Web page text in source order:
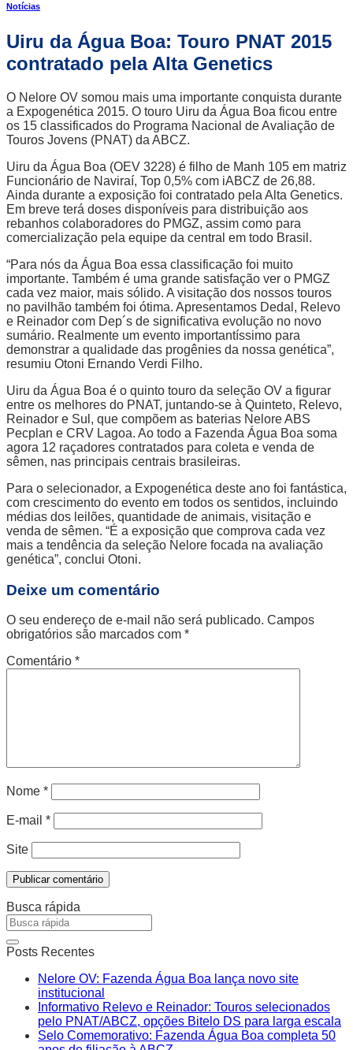
Notícias
Uiru da Água Boa: Touro PNAT 2015
contratado pela Alta Genetics
O Nelore OV somou mais uma importante conquista durante
a Expogenética 2015. O touro Uiru da Água Boa ficou entre
os 15 classificados do Programa Nacional de Avaliação de
Touros Jovens (PNAT) da ABCZ.
Uiru da Água Boa (OEV 3228) é filho de Manh 105 em matriz
Funcionário de Naviraí, Top 0,5% com iABCZ de 26,88.
Ainda durante a exposição foi contratado pela Alta Genetics.
Em breve terá doses disponíveis para distribuição aos
rebanhos colaboradores do PMGZ, assim como para
comercialização pela equipe da central em todo Brasil.
“Para nós da Água Boa essa classificação foi muito
importante. Também é uma grande satisfação ver o PMGZ
cada vez maior, mais sólido. A visitação dos nossos touros
no pavilhão também foi ótima. Apresentamos Dedal, Relevo
e Reinador com Dep´s de significativa evolução no novo
sumário. Realmente um evento importantíssimo para
demonstrar a qualidade das progênies da nossa genética”,
resumiu Otoni Ernando Verdi Filho.
Uiru da Água Boa é o quinto touro da seleção OV a figurar
entre os melhores do PNAT, juntando-se à Quinteto, Relevo,
Reinador e Sul, que compõem as baterias Nelore ABS
Pecplan e CRV Lagoa. Ao todo a Fazenda Água Boa soma
agora 12 raçadores contratados para coleta e venda de
sêmen, nas principais centrais brasileiras.
Para o selecionador, a Expogenética deste ano foi fantástica,
com crescimento do evento em todos os sentidos, incluindo
médias dos leilões, quantidade de animais, visitação e
venda de sêmen. “É a exposição que comprova cada vez
mais a tendência da seleção Nelore focada na avaliação
genética”, conclui Otoni.
Deixe um comentário
O seu endereço de e-mail não será publicado. Campos
obrigatórios são marcados com *
Comentário *
Nome *
E-mail *
Site
Busca rápida
Posts Recentes
Nelore OV: Fazenda Água Boa lança novo site
institucional
Informativo Relevo e Reinador: Touros selecionados
pelo PNAT/ABCZ, opções Bitelo DS para larga escala
Selo Comemorativo: Fazenda Água Boa completa 50